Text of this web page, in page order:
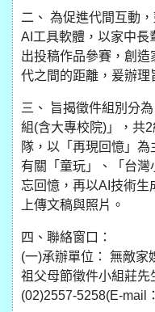
二、 為促進代間互動
AI工具軟體，以家中長
出投稿作品參賽，創
代之間的距離，爰辦理
三、 旨揭徵件組別分
組(含大專校院)」，共
隊，以「再現回憶」
有關「童玩」、「台
忘回憶，再以AI技術生
上傳文稿與照片。
四、聯絡窗口：
(一)承辦單位： 無敵家
祖父母節徵件小組莊先
(02)2557-5258(E-mail